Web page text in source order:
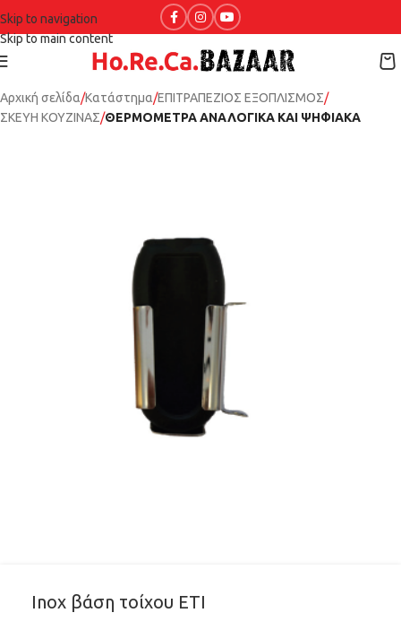
Skip to navigation
Skip to main content
Αρχική σελίδα Κατάστημα ΕΠΙΤΡΑΠΕΖΙΟΣ ΕΞΟΠΛΙΣΜΟΣ
ΣΚΕΥΗ ΚΟΥΖΙΝΑΣ ΘΕΡΜΟΜΕΤΡΑ ΑΝΑΛΟΓΙΚΑ ΚΑΙ ΨΗΦΙΑΚΑ
Inox βάση τοίχου ETI